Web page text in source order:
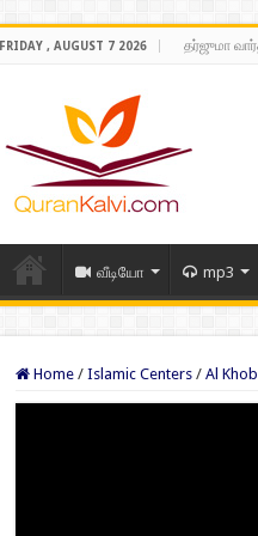
FRIDAY , AUGUST 7 2026 தர்ஜுமா
வீடியோ mp3
Home / Islamic Centers / Al